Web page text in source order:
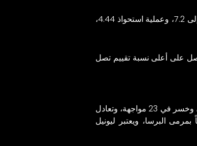
المباراة متسلحاً بلاعبه ياجو أساس الحاصل على أعلى نسبة تقييم تصل إلى 7.2، وعملية استحواذ 4.44،
على أعلى نسبة تقييم تصل
سبق والتقى برشلونة مع منافسه ونظيره سيلتا فيجو بمسابقة الدوري الإسباني حتى الآن 116 مرة، فاز البرسا في 66 لقاء، وخسر في 23 مواجهة، وتعادل
ونجح الفريق الكتالوني في تسجيل 256 هدفاً بشباك سيلتا فيجو، بينما الأخير أحرز 136 هدفاً بمرمى البرسا، ويعتبر ليونيل